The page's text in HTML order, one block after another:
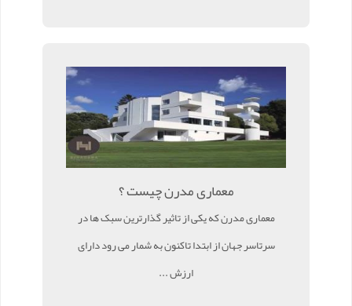
معماری مدرن چیست ؟
معماری مدرن که یکی از تاثیر گذارترین سبک ها در
سرتاسر جهان از ابتدا تاکنون به شمار می رود دارای
ارزش ...